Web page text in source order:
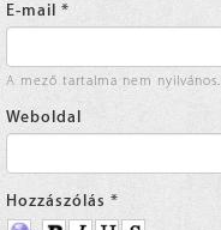
E-mail *
A mező tartalma nem nyilvános.
Weboldal
Hozzászólás *